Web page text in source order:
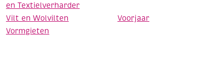
en Textielverharder
Vilt en Wolvilten
Voorjaar
Vormgieten